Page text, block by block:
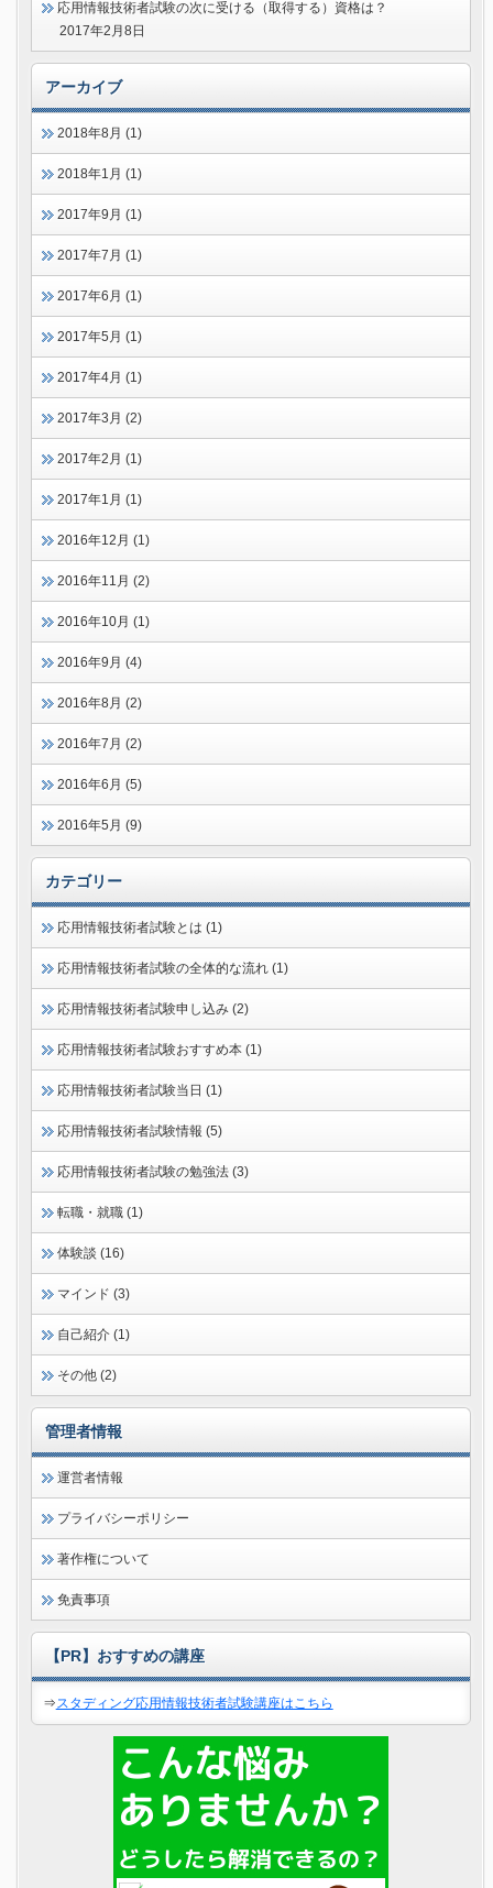
応用情報技術者試験の次に受ける（取得する）資格は？
2017年2月8日
アーカイブ
2018年8月 (1)
2018年1月 (1)
2017年9月 (1)
2017年7月 (1)
2017年6月 (1)
2017年5月 (1)
2017年4月 (1)
2017年3月 (2)
2017年2月 (1)
2017年1月 (1)
2016年12月 (1)
2016年11月 (2)
2016年10月 (1)
2016年9月 (4)
2016年8月 (2)
2016年7月 (2)
2016年6月 (5)
2016年5月 (9)
カテゴリー
応用情報技術者試験とは (1)
応用情報技術者試験の全体的な流れ (1)
応用情報技術者試験申し込み (2)
応用情報技術者試験おすすめ本 (1)
応用情報技術者試験当日 (1)
応用情報技術者試験情報 (5)
応用情報技術者試験の勉強法 (3)
転職・就職 (1)
体験談 (16)
マインド (3)
自己紹介 (1)
その他 (2)
管理者情報
運営者情報
プライバシーポリシー
著作権について
免責事項
【PR】おすすめの講座
⇒スタディング応用情報技術者試験講座はこちら